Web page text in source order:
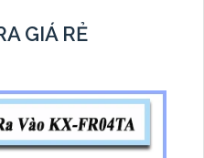
GIÁ RẺ